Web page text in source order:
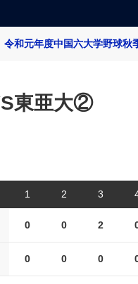
令和元年度中国六大学野球秋
東亜大②
1 2 3
0 0 2
0 0 0